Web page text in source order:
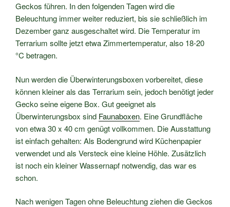
Geckos führen. In den folgenden Tagen wird die
Beleuchtung immer weiter reduziert, bis sie schließlich im
Dezember ganz ausgeschaltet wird. Die Temperatur im
Terrarium sollte jetzt etwa Zimmertemperatur, also 18-20
°C betragen.
Nun werden die Überwinterungsboxen vorbereitet, diese
können kleiner als das Terrarium sein, jedoch benötigt jeder
Gecko seine eigene Box. Gut geeignet als
Überwinterungsbox sind Faunaboxen. Eine Grundfläche
von etwa 30 x 40 cm genügt vollkommen. Die Ausstattung
ist einfach gehalten: Als Bodengrund wird Küchenpapier
verwendet und als Versteck eine kleine Höhle. Zusätzlich
ist noch ein kleiner Wassernapf notwendig, das war es
schon.
Nach wenigen Tagen ohne Beleuchtung ziehen die Geckos